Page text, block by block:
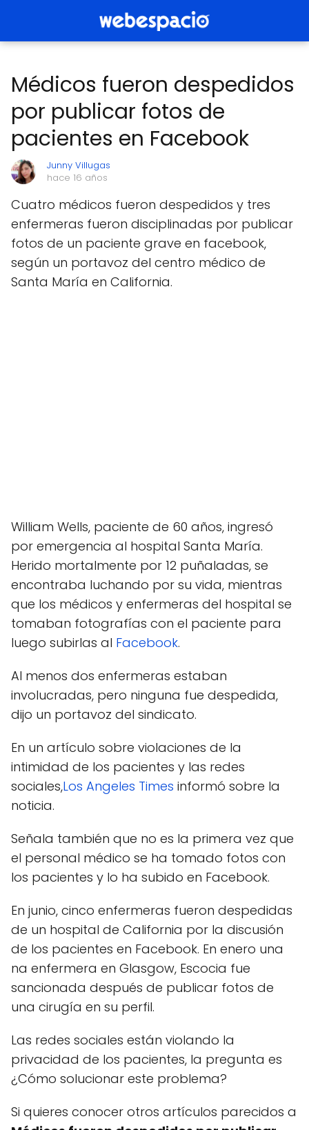
Médicos fueron despedidos
por publicar fotos de
pacientes en Facebook
Junny Villugas
hace 16 años
Cuatro médicos fueron despedidos y tres
enfermeras fueron disciplinadas por publicar
fotos de un paciente grave en facebook,
según un portavoz del centro médico de
Santa María en California.
William Wells, paciente de 60 años, ingresó
por emergencia al hospital Santa María.
Herido mortalmente por 12 puñaladas, se
encontraba luchando por su vida, mientras
que los médicos y enfermeras del hospital se
tomaban fotografías con el paciente para
luego subirlas al Facebook.
Al menos dos enfermeras estaban
involucradas, pero ninguna fue despedida,
dijo un portavoz del sindicato.
En un artículo sobre violaciones de la
intimidad de los pacientes y las redes
sociales,Los Angeles Times informó sobre la
noticia.
Señala también que no es la primera vez que
el personal médico se ha tomado fotos con
los pacientes y lo ha subido en Facebook.
En junio, cinco enfermeras fueron despedidas
de un hospital de California por la discusión
de los pacientes en Facebook. En enero una
na enfermera en Glasgow, Escocia fue
sancionada después de publicar fotos de
una cirugía en su perfil.
Las redes sociales están violando la
privacidad de los pacientes, la pregunta es
¿Cómo solucionar este problema?
Si quieres conocer otros artículos parecidos a